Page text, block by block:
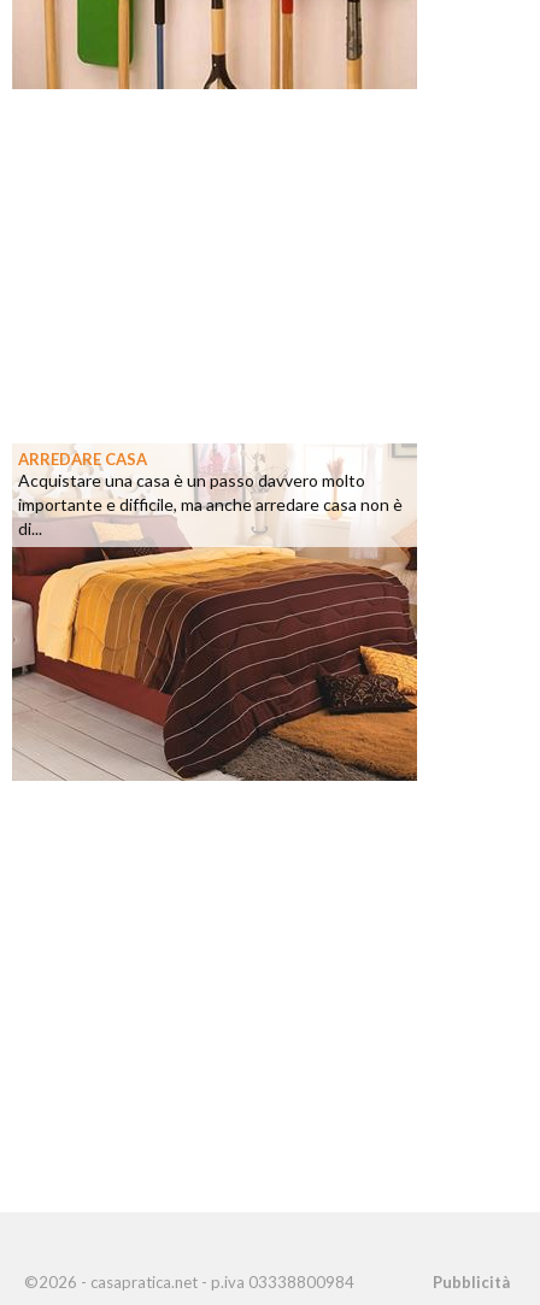
ARREDARE CASA
Acquistare una casa è un passo davvero molto
importante e difficile, ma anche arredare casa non è
di...
©2026 - casapratica.net - p.iva 03338800984 Pubblicità